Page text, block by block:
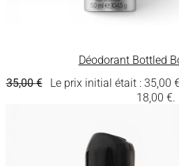
Déodorant Bottled
35,00€ Le prix initial était : 35,00
18,00 €.